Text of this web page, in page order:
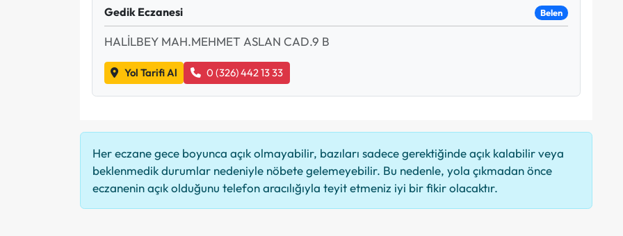
Gedik Eczanesi Belen
HALİLBEY MAH.MEHMET ASLAN CAD.9 B
Yol Tarifi Al 0 (326) 442 13 33
Her eczane gece boyunca açık olmayabilir, bazıları sadece gerektiğinde açık kalabilir veya
beklenmedik durumlar nedeniyle nöbete gelemeyebilir. Bu nedenle, yola çıkmadan önce
eczanenin açık olduğunu telefon aracılığıyla teyit etmeniz iyi bir fikir olacaktır.